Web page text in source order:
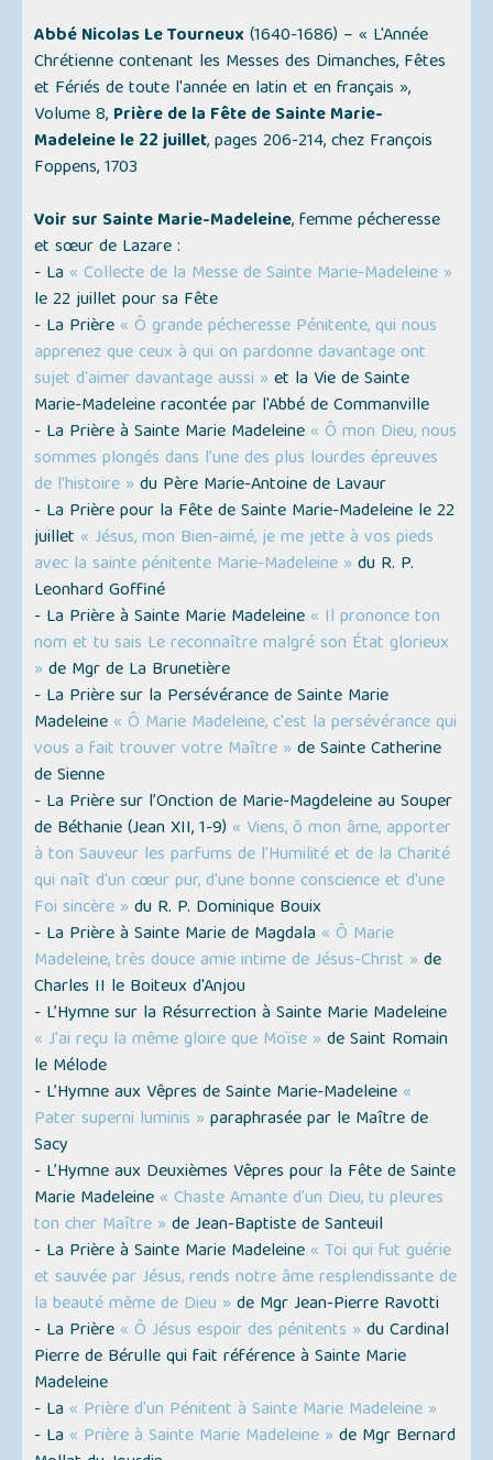
Abbé Nicolas Le Tourneux (1640-1686) – « L'Année
Chrétienne contenant les Messes des Dimanches, Fêtes
et Fériés de toute l'année en latin et en français »,
Volume 8, Prière de la Fête de Sainte Marie-
Madeleine le 22 juillet, pages 206-214, chez François
Foppens, 1703
Voir sur Sainte Marie-Madeleine, femme pécheresse
et sœur de Lazare :
- La « Collecte de la Messe de Sainte Marie-Madeleine »
le 22 juillet pour sa Fête
- La Prière « Ô grande pécheresse Pénitente, qui nous
apprenez que ceux à qui on pardonne davantage ont
sujet d'aimer davantage aussi » et la Vie de Sainte
Marie-Madeleine racontée par l'Abbé de Commanville
- La Prière à Sainte Marie Madeleine « Ô mon Dieu, nous
sommes plongés dans l’une des plus lourdes épreuves
de l’histoire » du Père Marie-Antoine de Lavaur
- La Prière pour la Fête de Sainte Marie-Madeleine le 22
juillet « Jésus, mon Bien-aimé, je me jette à vos pieds
avec la sainte pénitente Marie-Madeleine » du R. P.
Leonhard Goffiné
- La Prière à Sainte Marie Madeleine « Il prononce ton
nom et tu sais Le reconnaître malgré son État glorieux
» de Mgr de La Brunetière
- La Prière sur la Persévérance de Sainte Marie
Madeleine « Ô Marie Madeleine, c'est la persévérance qui
vous a fait trouver votre Maître » de Sainte Catherine
de Sienne
- La Prière sur l’Onction de Marie-Magdeleine au Souper
de Béthanie (Jean XII, 1-9) « Viens, ô mon âme, apporter
à ton Sauveur les parfums de l'Humilité et de la Charité
qui naît d'un cœur pur, d'une bonne conscience et d'une
Foi sincère » du R. P. Dominique Bouix
- La Prière à Sainte Marie de Magdala « Ô Marie
Madeleine, très douce amie intime de Jésus-Christ » de
Charles II le Boiteux d'Anjou
- L’Hymne sur la Résurrection à Sainte Marie Madeleine
« J'ai reçu la même gloire que Moïse » de Saint Romain
le Mélode
- L’Hymne aux Vêpres de Sainte Marie-Madeleine «
Pater superni luminis » paraphrasée par le Maître de
Sacy
- L’Hymne aux Deuxièmes Vêpres pour la Fête de Sainte
Marie Madeleine « Chaste Amante d'un Dieu, tu pleures
ton cher Maître » de Jean-Baptiste de Santeuil
- La Prière à Sainte Marie Madeleine « Toi qui fut guérie
et sauvée par Jésus, rends notre âme resplendissante de
la beauté même de Dieu » de Mgr Jean-Pierre Ravotti
- La Prière « Ô Jésus espoir des pénitents » du Cardinal
Pierre de Bérulle qui fait référence à Sainte Marie
Madeleine
- La « Prière d'un Pénitent à Sainte Marie Madeleine »
- La « Prière à Sainte Marie Madeleine » de Mgr Bernard